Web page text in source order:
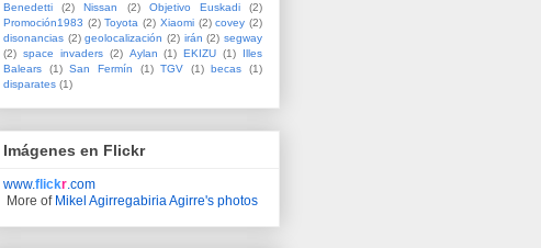
Benedetti
(2) Nissan (2) Objetivo Euskadi
(2)
Promoción1983 (2) Toyota (2) Xiaomi (2) covey (2)
disonancias (2) geolocalización (2) irán (2) segway
(2) space invaders (2) Aylan (1) EKIZU (1)
Illes
Balears
(1) San Fermín (1) TGV (1) becas
(1)
disparates (1)
Imágenes en Flickr
www.flickr .com
More of Mikel Agirregabiria Agirre's photos